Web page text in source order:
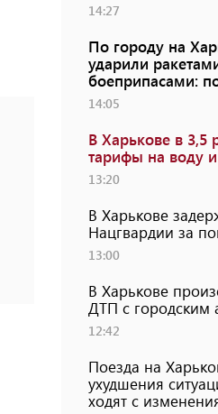
14:27
По городу на
ударили
боеприпасами:
14:05
В Харькове в 3,5
тарифы на воду
13:20
В Харькове
Нацгвардии за
13:00
В Харькове
ДТП с городским
12:42
Поезда на
ухудшения
ходят с